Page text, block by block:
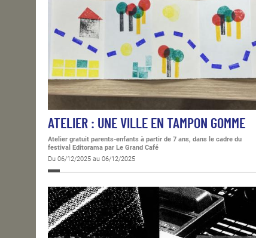
ATELIER : UNE VILLE EN TAMPON GOMME
Atelier gratuit parents-enfants à partir de 7 ans, dans le cadre du
festival Editorama par Le Grand Café
Du 06/12/2025 au 06/12/2025